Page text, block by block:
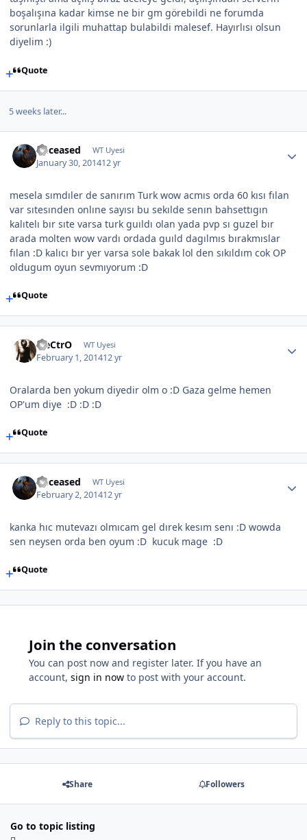
boşalışına kadar kimse ne bir gm görebildi ne forumda
sorunlarla ilgili muhattap bulabildi malesef. Hayırlısı olsun
diyelim :)
Quote
5 weeks later...
Deceased WT Uyesi
January 30, 201412 yr
mesela sımdıler de sanırım Turk wow acmıs orda 60 kısı fılan
var sıtesınden onlıne sayısı bu sekılde senın bahsettıgın
kalıtelı bır sıte varsa turk guıldı olan yada pvp sı guzel bır
arada molten wow vardı ordada guıld dagılmıs bırakmıslar
fılan :D kalıcı bır yer varsa sole bakak lol den sıkıldım cok OP
oldugum oyun sevmıyorum :D
Quote
EleCtrO WT Uyesi
February 1, 201412 yr
Oralarda ben yokum diyedir olm o :D Gaza gelme hemen
OP'um diye :D :D :D
Quote
Deceased WT Uyesi
February 2, 201412 yr
kanka hıc mutevazı olmıcam gel dırek kesım senı :D wowda
sen neysen orda ben oyum :D kucuk mage :D
Quote
Join the conversation
You can post now and register later. If you have an
account, sign in now to post with your account.
Reply to this topic...
Share Followers
Go to topic listing